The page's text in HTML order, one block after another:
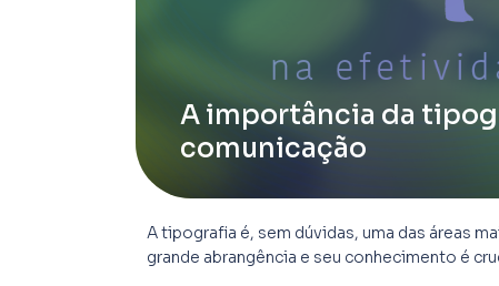
A importância da
comunicação
A tipografia é, sem dúvidas, uma das áreas
grande abrangência e seu conhecimento é